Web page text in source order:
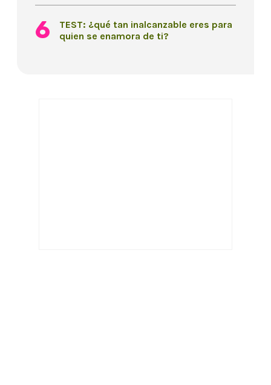
TEST: ¿qué tan inalcanzable eres para
quien se enamora de ti?